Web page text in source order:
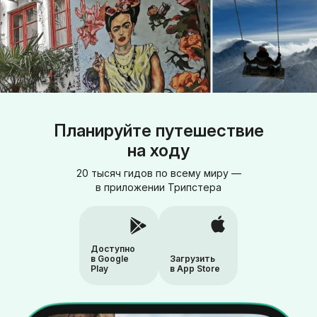
Планируйте путешествие
на ходу
20 тысяч гидов по всему миру —
в приложении Трипстера
Доступно
в Google
Play
Загрузить
в App Store